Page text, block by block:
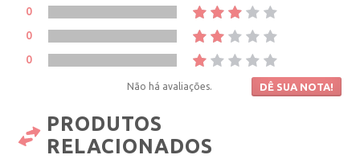
0
0
0
Não há avaliações. DÊ SUA NOTA!
PRODUTOS
RELACIONADOS